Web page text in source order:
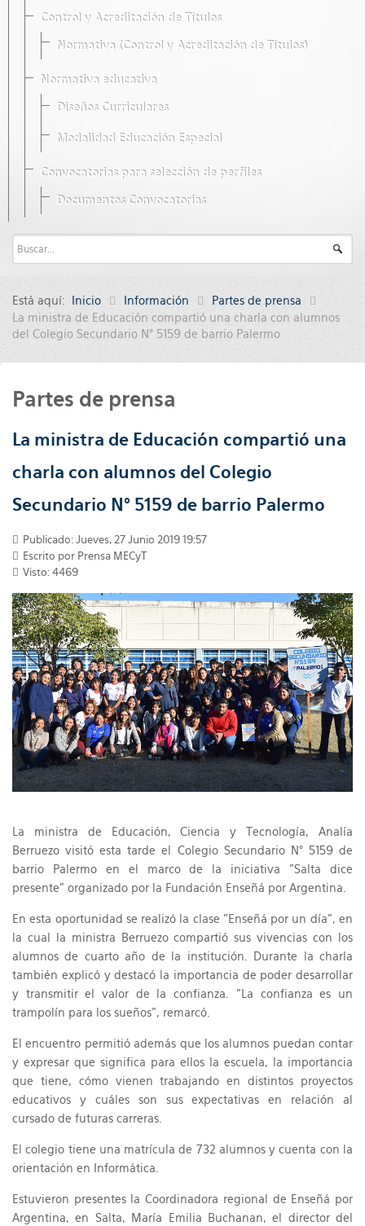
Control y Acreditación de Títulos
Normativa (Control y Acreditación de Títulos)
Normativa educativa
Diseños Curriculares
Modalidad Educación Especial
Convocatorias para selección de perfiles
Documentos Convocatorias
Está aquí: Inicio Información
Partes de prensa
La ministra de Educación compartió una charla con alumnos
del Colegio Secundario N° 5159 de barrio Palermo
Partes de prensa
La ministra de Educación compartió una
charla con alumnos del Colegio
Secundario N° 5159 de barrio Palermo
Publicado: Jueves, 27 Junio 2019 19:57
Escrito por Prensa MECyT
Visto: 4469
La ministra de Educación, Ciencia y Tecnología, Analía
Berruezo visitó esta tarde el Colegio Secundario N° 5159 de
barrio Palermo en el marco de la iniciativa "Salta dice
presente" organizado por la Fundación Enseñá por Argentina.
En esta oportunidad se realizó la clase "Enseñá por un día", en
la cual la ministra Berruezo compartió sus vivencias con los
alumnos de cuarto año de la institución. Durante la charla
también explicó y destacó la importancia de poder desarrollar
y transmitir el valor de la confianza. "La confianza es un
trampolín para los sueños", remarcó.
El encuentro permitió además que los alumnos puedan contar
y expresar que significa para ellos la escuela, la importancia
que tiene, cómo vienen trabajando en distintos proyectos
educativos y cuáles son sus expectativas en relación al
cursado de futuras carreras.
El colegio tiene una matrícula de 732 alumnos y cuenta con la
orientación en Informática.
Estuvieron presentes la Coordinadora regional de Enseñá por
Argentina, en Salta, María Emilia Buchanan, el director del